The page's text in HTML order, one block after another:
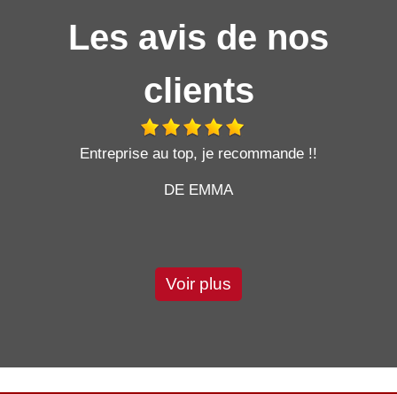
Les avis de nos
clients
Entreprise au top, je recommande !!
DE EMMA
Voir plus